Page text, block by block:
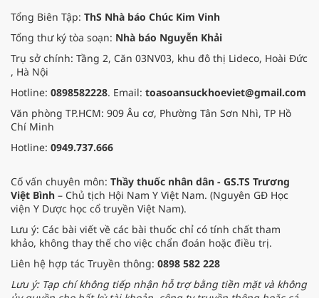
Tổng Biên Tập: ThS Nhà báo Chúc Kim Vinh
Tổng thư ký tòa soạn: Nhà báo Nguyễn Khải
Trụ sở chính: Tầng 2, Căn 03NV03, khu đô thị Lideco, Hoài Đức
, Hà Nội
Hotline: 0898582228. Email: toasoansuckhoeviet@gmail.com
Văn phòng TP.HCM: 909 Âu cơ, Phường Tân Sơn Nhì, TP Hồ
Chí Minh
Hotline: 0949.737.666
Cố vấn chuyên môn: Thầy thuốc nhân dân - GS.TS Trương
Việt Bình – Chủ tịch Hội Nam Y Việt Nam. (Nguyên GĐ Học
viện Y Dược học cổ truyền Việt Nam).
Lưu ý: Các bài viết về các bài thuốc chỉ có tính chất tham
khảo, không thay thế cho việc chẩn đoán hoặc điều trị.
Liên hệ hợp tác Truyền thông: 0898 582 228
Lưu ý: Tạp chí không tiếp nhận hỗ trợ bằng tiền mặt và không